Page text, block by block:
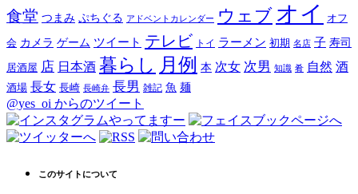
食堂 つまみ ぷちぐる アドベントカレンダー ウェブ オイ オフ
会 カメラ ゲーム ツイート テレビ トイ ラーメン 初期 名店 子 寿司
居酒屋 店 日本酒 暮らし 月例 本 次女 次男 知識 肴 自然 酒
酒場 長女 長崎 長崎弁 長男 雑記 魚 麺
@yes_oi からのツイート
このサイトについて